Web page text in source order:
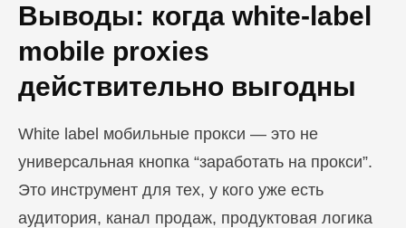
Выводы: когда white-label
mobile proxies
действительно выгодны
White label мобильные прокси — это не
универсальная кнопка “заработать на прокси”.
Это инструмент для тех, у кого уже есть
аудитория, канал продаж, продуктовая логика